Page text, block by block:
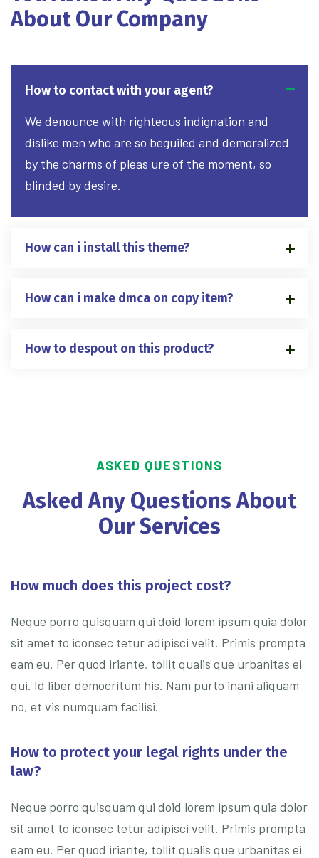
About Our Company
How to contact with your agent?
We denounce with righteous indignation and
dislike men who are so beguiled and demoralized
by the charms of pleas ure of the moment, so
blinded by desire.
How can i install this theme?
How can i make dmca on copy item?
How to despout on this product?
ASKED QUESTIONS
Asked Any Questions About
Our Services
How much does this project cost?
Neque porro quisquam qui doid lorem ipsum quia dolor
sit amet to iconsec tetur adipisci velit. Primis prompta
eam eu. Per quod iriante, tollit qualis que urbanitas ei
qui. Id liber democritum his. Nam purto inani aliquam
no, et vis numquam facilisi.
How to protect your legal rights under the
law?
Neque porro quisquam qui doid lorem ipsum quia dolor
sit amet to iconsec tetur adipisci velit. Primis prompta
eam eu. Per quod iriante, tollit qualis que urbanitas ei